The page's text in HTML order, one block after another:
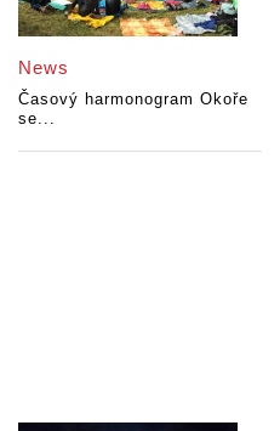
News
Časový harmonogram Okoře
se...